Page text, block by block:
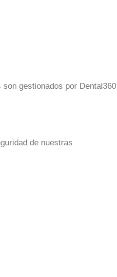
son gestionados por Dental360
de nuestras